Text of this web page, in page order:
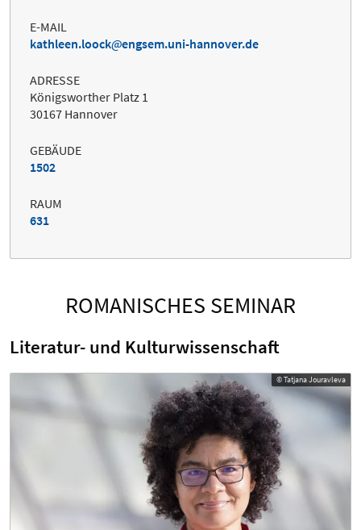
E-MAIL
kathleen.loock
engsem.uni-hannover.de
ADRESSE
Königsworther Platz 1
30167 Hannover
GEBÄUDE
1502
RAUM
631
ROMANISCHES SEMINAR
Literatur- und Kulturwissenschaft
© Tatjana Jouravleva